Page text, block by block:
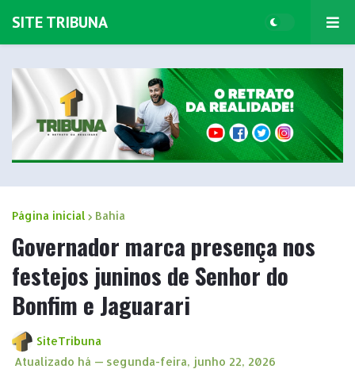
SITE TRIBUNA
Página inicial Bahia
Governador marca presença nos
festejos juninos de Senhor do
Bonfim e Jaguarari
SiteTribuna
Atualizado há — segunda-feira, junho 22, 2026